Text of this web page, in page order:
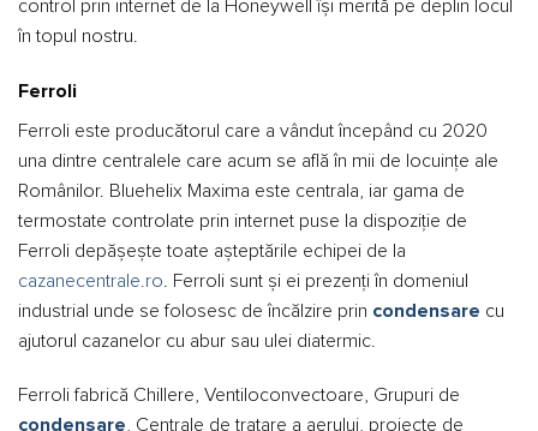
control prin internet de la Honeywell își merită pe deplin locul
în topul nostru.
Ferroli
Ferroli este producătorul care a vândut începând cu 2020
una dintre centralele care acum se află în mii de locuințe ale
Românilor. Bluehelix Maxima este centrala, iar gama de
termostate controlate prin internet puse la dispoziție de
Ferroli depășește toate așteptările echipei de la
cazanecentrale.ro . Ferroli sunt și ei prezenți în domeniul
industrial unde se folosesc de încălzire prin condensare cu
ajutorul cazanelor cu abur sau ulei diatermic.
Ferroli fabrică Chillere, Ventiloconvectoare, Grupuri de
condensare, Centrale de tratare a aerului, proiecte de